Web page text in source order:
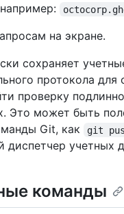
на экране.
сохраняет
протокола
проверку
Это может быть
Git, как
git
диспетчер учетных
команды